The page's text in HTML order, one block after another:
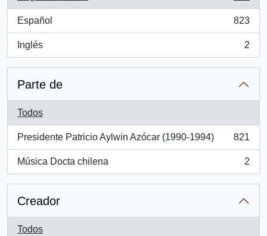
, 823 resultados
Español
, 823 resultados
823
Inglés
, 2 resultados
2
Parte de
Todos
Presidente Patricio Aylwin Azócar (1990-1994)
, 821 resultados
821
Música Docta chilena
, 2 resultados
2
Creador
Todos